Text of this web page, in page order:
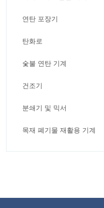
연탄 포장기
탄화로
숯불 연탄 기계
건조기
분쇄기 및 믹서
목재 폐기물 재활용 기계